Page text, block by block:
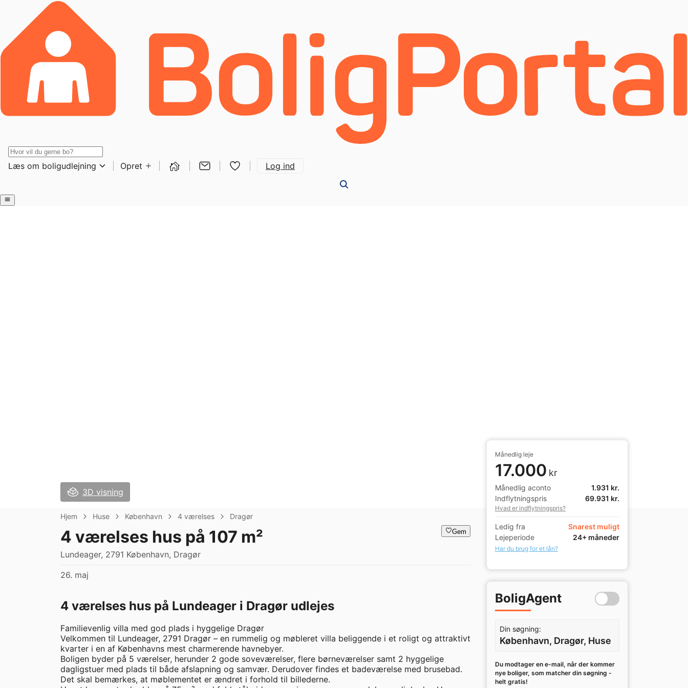
Læs om boligudlejning Opret Log ind
3D visning
Hjem Huse København 4 værelses Dragør
4 værelses hus på 107 m²
Lundeager, 2791 København, Dragør
Gem
26. maj
4 værelses hus på Lundeager i Dragør udlejes
Familievenlig villa med god plads i hyggelige Dragør
Velkommen til Lundeager, 2791 Dragør – en rummelig og møbleret villa beliggende i et roligt og attraktivt
kvarter i en af Københavns mest charmerende havnebyer.
Boligen byder på 5 værelser, herunder 2 gode soveværelser, flere børneværelser samt 2 hyggelige
dagligstuer med plads til både afslapning og samvær. Derudover findes et badeværelse med brusebad.
Det skal bemærkes, at møblementet er ændret i forhold til billederne.
Månedlig leje
17.000 kr
Månedlig aconto
1.931 kr.
Indflytningspris
69.931 kr.
Hvad er indflytningspris?
Ledig fra
Snarest muligt
Lejeperiode
24+ måneder
Har du brug for et lån?
BoligAgent
Din søgning:
København, Dragør, Huse
Du modtager en e-mail, når der kommer
nye boliger, som matcher din søgning -
helt gratis!